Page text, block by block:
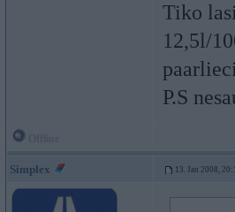
Tiko
12,5l/
P.S
Simplex 13. Jan 2008,